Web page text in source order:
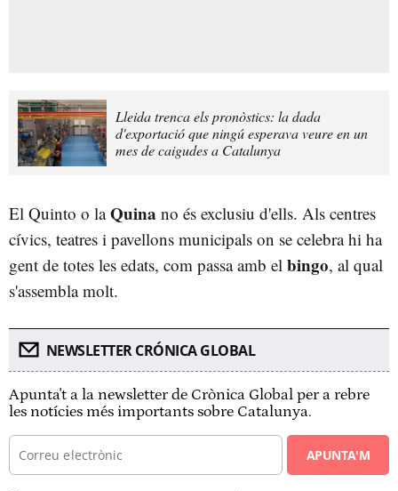
Lleida trenca els pronòstics: la dada
d'exportació que ningú esperava veure en un
mes de caigudes a Catalunya
El Quinto o laQuina no és exclusiu d'ells. Als centres
cívics, teatres i pavellons municipals on se celebra hi ha
gent de totes les edats, com passa amb el bingo, al qual
s'assembla molt.
NEWSLETTER CRÓNICA GLOBAL
Apunta't a la newsletter de Crònica Global per a rebre
les notícies més importants sobre Catalunya.
APUNTA'M